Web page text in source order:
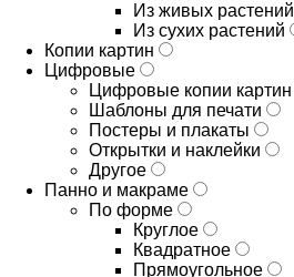
Из живых растений
Из сухих растений
Копии картин
Цифровые
Цифровые копии картин
Шаблоны для печати
Постеры и плакаты
Открытки и наклейки
Другое
Панно и макраме
По форме
Круглое
Квадратное
Прямоугольное